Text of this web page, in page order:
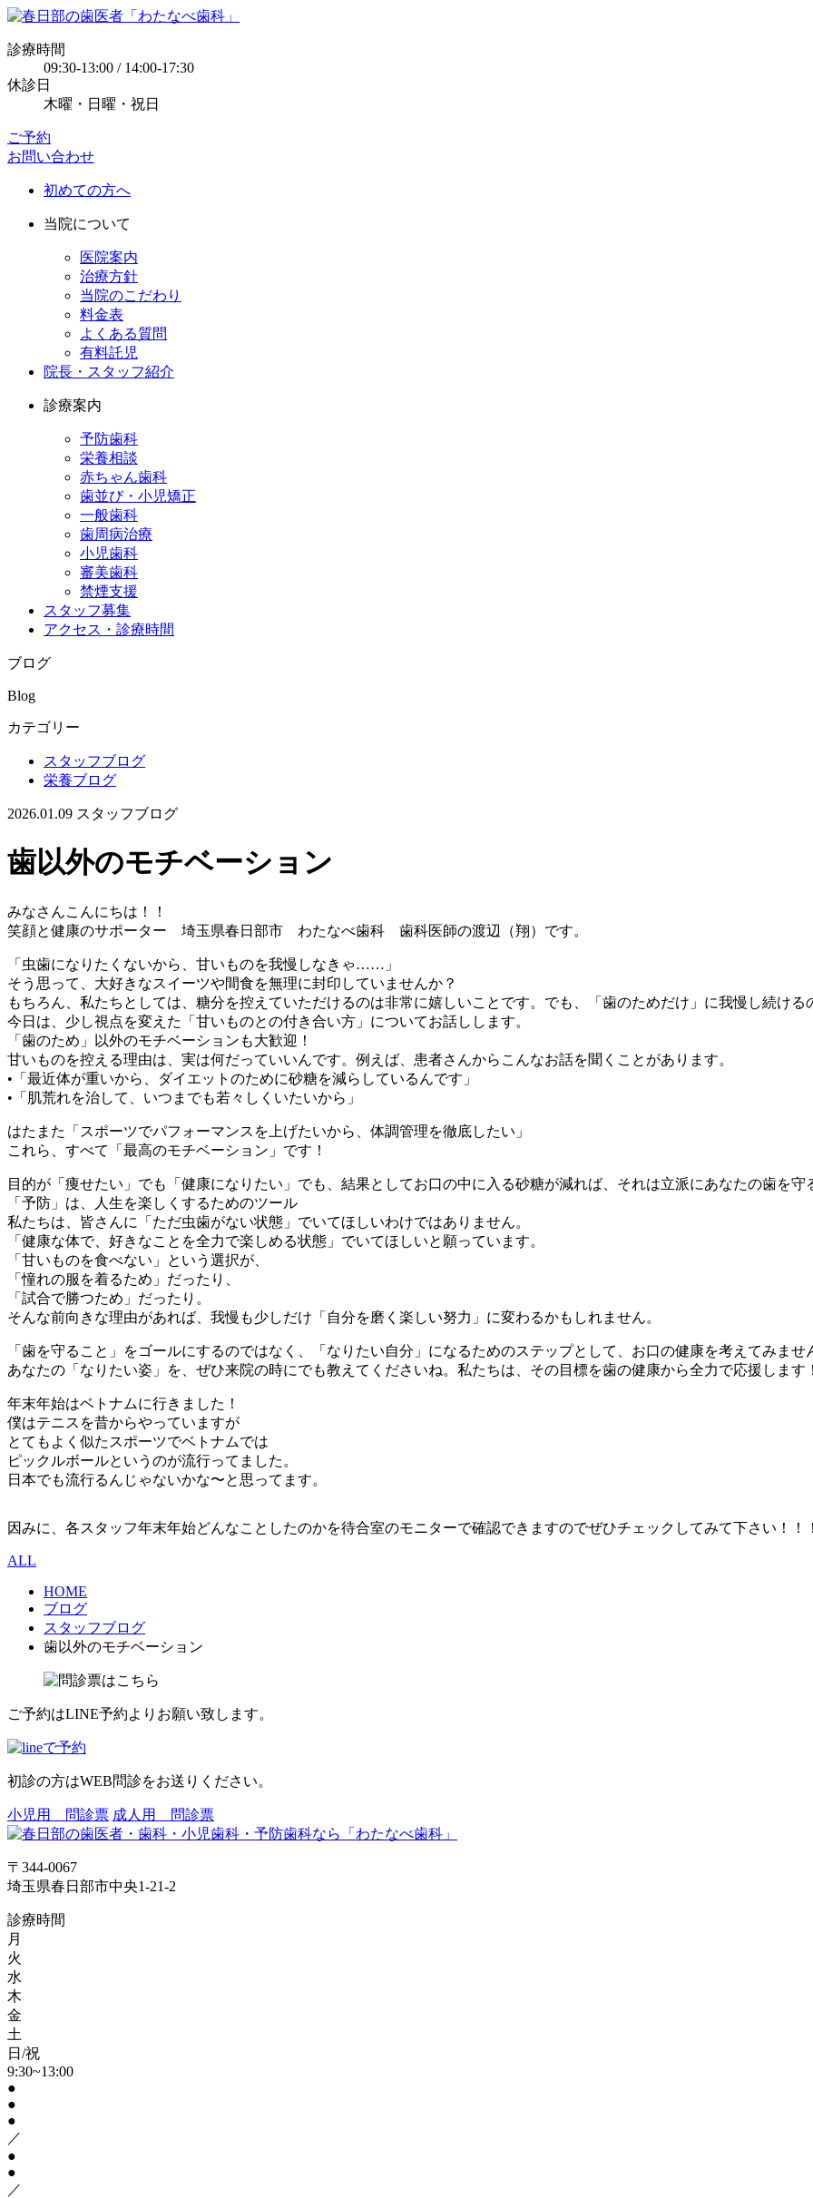
診療時間
09:30-13:00 / 14:00-17:30
休診日
木曜・日曜・祝日
ご予約
お問い合わせ
初めての方へ
当院について
医院案内
治療方針
当院のこだわり
料金表
よくある質問
有料託児
院長・スタッフ紹介
診療案内
予防歯科
栄養相談
赤ちゃん歯科
歯並び・小児矯正
一般歯科
歯周病治療
小児歯科
審美歯科
禁煙支援
スタッフ募集
アクセス・診療時間
ブログ
Blog
カテゴリー
スタッフブログ
栄養ブログ
2026.01.09 スタッフブログ
歯以外のモチベーション
みなさんこんにちは！！
笑顔と健康のサポーター 埼玉県春日部市 わたなべ歯科 歯科医師の渡辺（翔）です。
「虫歯になりたくないから、甘いものを我慢しなきゃ……」
そう思って、大好きなスイーツや間食を無理に封印していませんか？
もちろん、私たちとしては、糖分を控えていただけるのは非常に嬉しいことです。でも、「歯のためだけ」に我慢し続ける
今日は、少し視点を変えた「甘いものとの付き合い方」についてお話しします。
「歯のため」以外のモチベーションも大歓迎！
甘いものを控える理由は、実は何だっていいんです。例えば、患者さんからこんなお話を聞くことがあります。
•「最近体が重いから、ダイエットのために砂糖を減らしているんです」
•「肌荒れを治して、いつまでも若々しくいたいから」
はたまた「スポーツでパフォーマンスを上げたいから、体調管理を徹底したい」
これら、すべて「最高のモチベーション」です！
目的が「痩せたい」でも「健康になりたい」でも、結果としてお口の中に入る砂糖が減れば、それは立派にあなたの歯を守
「予防」は、人生を楽しくするためのツール
私たちは、皆さんに「ただ虫歯がない状態」でいてほしいわけではありません。
「健康な体で、好きなことを全力で楽しめる状態」でいてほしいと願っています。
「甘いものを食べない」という選択が、
「憧れの服を着るため」だったり、
「試合で勝つため」だったり。
そんな前向きな理由があれば、我慢も少しだけ「自分を磨く楽しい努力」に変わるかもしれません。
「歯を守ること」をゴールにするのではなく、「なりたい自分」になるためのステップとして、お口の健康を考えてみませ
あなたの「なりたい姿」を、ぜひ来院の時にでも教えてくださいね。私たちは、その目標を歯の健康から全力で応援します！
年末年始はベトナムに行きました！
僕はテニスを昔からやっていますが
とてもよく似たスポーツでベトナムでは
ピックルボールというのが流行ってました。
日本でも流行るんじゃないかな〜と思ってます。
因みに、各スタッフ年末年始どんなことしたのかを待合室のモニターで確認できますのでぜひチェックしてみて下さい！！！
ALL
HOME
ブログ
スタッフブログ
歯以外のモチベーション
ご予約はLINE予約よりお願い致します。
初診の方はWEB問診をお送りください。
小児用 問診票 成人用 問診票
〒344-0067
埼玉県春日部市中央1-21-2
診療時間
月
火
水
木
金
土
日/祝
9:30~13:00
●
●
●
／
●
●
／